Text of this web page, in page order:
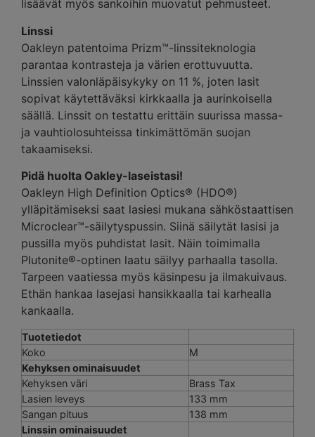
lisäävät myös sankoihin muovatut pehmusteet.
Linssi
Oakleyn patentoima Prizm™-linssiteknologia
parantaa kontrasteja ja värien erottuvuutta.
Linssien valonläpäisykyky on 11 %, joten lasit
sopivat käytettäväksi kirkkaalla ja aurinkoisella
säällä. Linssit on testattu erittäin suurissa massa-
ja vauhtiolosuhteissa tinkimättömän suojan
takaamiseksi.
Pidä huolta Oakley-laseistasi!
Oakleyn High Definition Optics® (HDO®)
ylläpitämiseksi saat lasiesi mukana sähköstaattisen
Microclear™-säilytyspussin. Siinä säilytät lasisi ja
pussilla myös puhdistat lasit. Näin toimimalla
Plutonite®-optinen laatu säilyy parhaalla tasolla.
Tarpeen vaatiessa myös käsinpesu ja ilmakuivaus.
Ethän hankaa lasejasi hansikkaalla tai karhealla
kankaalla.
Tuotetiedot
Koko
M
Kehyksen ominaisuudet
Kehyksen väri
Brass Tax
Lasien leveys
133 mm
Sangan pituus
138 mm
Linssin ominaisuudet